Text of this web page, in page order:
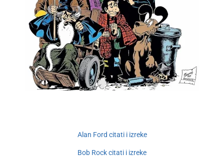
Alan Ford citati i izreke
Bob Rock citati i izreke